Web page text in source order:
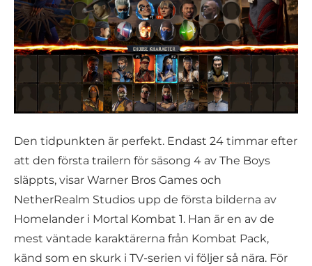
Den tidpunkten är perfekt. Endast 24 timmar efter
att den första trailern för säsong 4 av The Boys
släppts, visar Warner Bros Games och
NetherRealm Studios upp de första bilderna av
Homelander i Mortal Kombat 1. Han är en av de
mest väntade karaktärerna från Kombat Pack,
känd som en skurk i TV-serien vi följer så nära. För